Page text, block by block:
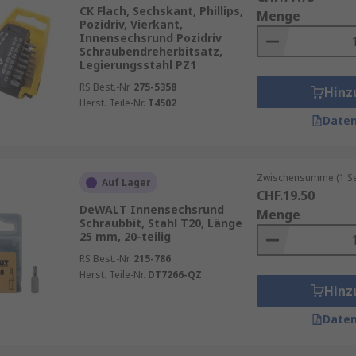
wie Torx, sind oft bei Fahrzeugen und
eines Gartenzauns oder der Reparatur eines Türgriffs –
sollte die gängigsten Bit-Typen und -Größen
sollte gut in der Hand liegen und ein ergonomisches
RS PRO, Wiha, Wera oder Bosch bieten hochwertige
CK Flach, Sechskant, Phillips,
Pozidriv, Vierkant,
Innensechsrund Pozidriv
Schraubendreherbitsatz,
Legierungsstahl PZ1
RS Best.-Nr. 275-5358
Herst. Teile-Nr. T4502
Menge
Auf Lager
DeWALT Innensechsrund
Schraubbit, Stahl T20, Länge
25 mm, 20-teilig
RS Best.-Nr. 215-786
Herst. Teile-Nr. DT7266-QZ
Zwischensumme (1
CHF.19.50
Menge